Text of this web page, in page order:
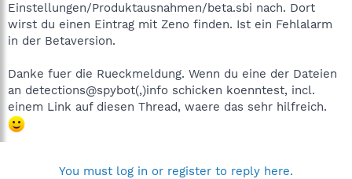
Einstellungen/Produktausnahmen/beta.sbi nach. Dort
wirst du einen Eintrag mit Zeno finden. Ist ein Fehlalarm
in der Betaversion.
Danke fuer die Rueckmeldung. Wenn du eine der Dateien
an detections@spybot(,)info schicken koenntest, incl.
einem Link auf diesen Thread, waere das sehr hilfreich.
You must log in or register to reply here.